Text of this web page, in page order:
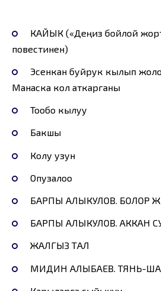
КАЙЫК («Деңиз бойлой
повестинен)
Эсенкан буйрук кылып
Манаска кол аткарганы
Тообо кылуу
Бакшы
Колу узун
Опузалоо
БАРПЫ АЛЫКУЛОВ. БОЛОР
БАРПЫ АЛЫКУЛОВ. АККАН
ЖАЛГЫЗ ТАЛ
МИДИН АЛЫБАЕВ. ТЯНЬ-